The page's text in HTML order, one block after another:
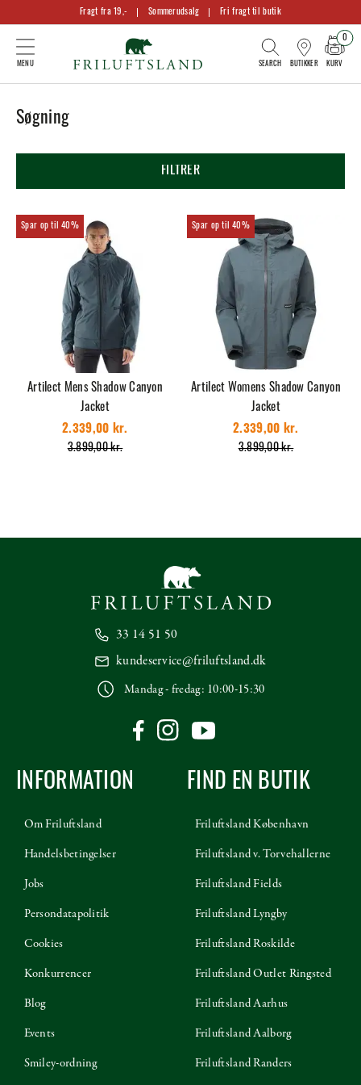
Fragt fra 19,- Sommerudsalg Fri fragt til butik
BUTIKKER KURV
0
Søgning
FILTRER
40%
Artilect Mens Shadow Canyon
Jacket
3.899,00 kr.
2.339,00 kr.
40%
Artilect Womens Shadow Canyon
Jacket
3.899,00 kr.
2.339,00 kr.
33 14 51 50
kundeservice@friluftsland.dk
Mandag - fredag: 10:00-15:30
INFORMATION
Om Friluftsland
Handelsbetingelser
Jobs
Persondatapolitik
Cookies
Konkurrencer
Blog
Events
Smiley-ordning
FIND EN BUTIK
Friluftsland København
Friluftsland v. Torvehallerne
Friluftsland Fields
Friluftsland Lyngby
Friluftsland Roskilde
Friluftsland Outlet Ringsted
Friluftsland Aarhus
Friluftsland Aalborg
Friluftsland Randers